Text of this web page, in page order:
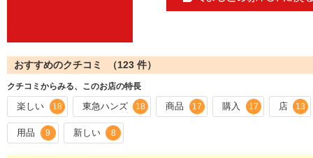
おすすめのクチコミ （123 件）
クチコミからみる、このお店の特長
楽しい 18 東急ハンズ 18 商品 17 購入 17 店 13
用品 9 新しい 8